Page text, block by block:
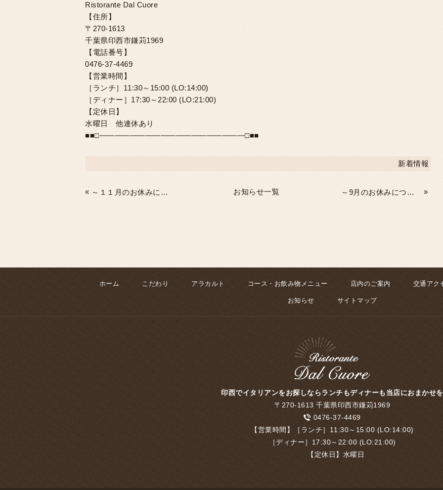
Ristorante Dal Cuore
【住所】
〒270-1613
千葉県印西市鎌苅1969
【電話番号】
0476-37-4469
【営業時間】
［ランチ］11:30～15:00 (LO:14:00)
［ディナー］17:30～22:00 (LO:21:00)
【定休日】
水曜日 他連休あり
■■□―――――――――――――――――――□■■
新着情報
« ～１１月のお休みについて～ お知らせ一覧 ～9月のお休みについて～ »
ホーム こだわり アラカルト コース・お飲み物メニュー 店内のご案内 交通アク
お知らせ サイトマップ
印西でイタリアンをお探しならランチもディナーも当店におまかせを
〒270-1613 千葉県印西市鎌苅1969
0476-37-4469
【営業時間】［ランチ］11:30～15:00 (LO:14:00)
［ディナー］17:30～22:00 (LO:21:00)
【定休日】水曜日